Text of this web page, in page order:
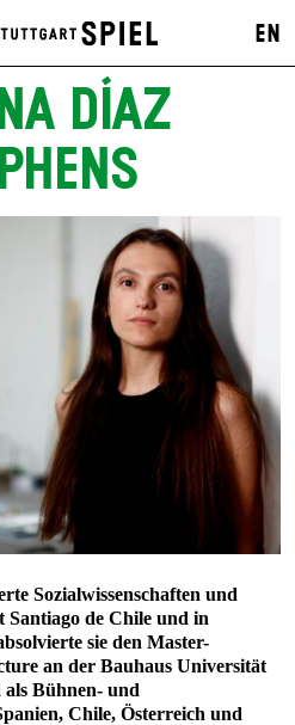
EN
DÍAZ
Sozialwissenschaften und
de Chile und in
sie den Master-
an der Bauhaus Universität
Bühnen- und
Chile, Österreich und